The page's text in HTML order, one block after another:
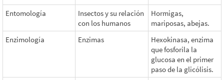
Entomología
Insectos y su relación
con los humanos
Hormigas,
mariposas, abejas.
Enzimología
Enzimas
Hexokinasa, enzima
que fosforila la
glucosa en el primer
paso de la glicólisis.